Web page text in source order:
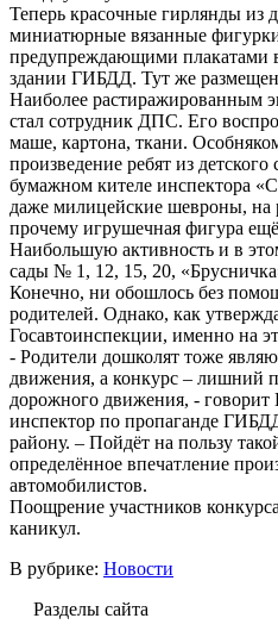
Теперь красочные гирлянды из
миниатюрные вязанные
предупреждающими плакатами
здании ГИБДД. Тут же
Наиболее растиражированным
стал сотрудник ДПС. Его
маше, картона, ткани.
произведение ребят из
бумажном кителе инспектора
даже милицейские шевроны, на
прочему игрушечная фигура
Наибольшую активность и в
сады № 1, 12, 15, 20,
Конечно, ни обошлось без
родителей. Однако, как
Госавтоинспекции, именно на
- Родители дошколят тоже
движения, а конкурс – лишний
дорожного движения, - говорит
инспектор по пропаганде
району. – Пойдёт на пользу
определённое впечатление
автомобилистов.
Поощрение участников
каникул.
В рубрике: Новости
Разделы сайта